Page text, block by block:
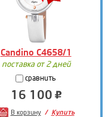
Candino C4658/1
поставка от 2 дней
сравнить
16 100
В корзину Купить